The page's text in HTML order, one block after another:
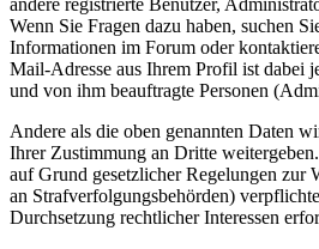
Wenn Sie Fragen dazu haben, suchen
Informationen im Forum oder
Mail-Adresse aus Ihrem Profil ist dabei
und von ihm beauftragte Personen
Andere als die oben genannten Daten
Ihrer Zustimmung an Dritte
auf Grund gesetzlicher Regelungen zur
an Strafverfolgungsbehörden)
Durchsetzung rechtlicher Interessen